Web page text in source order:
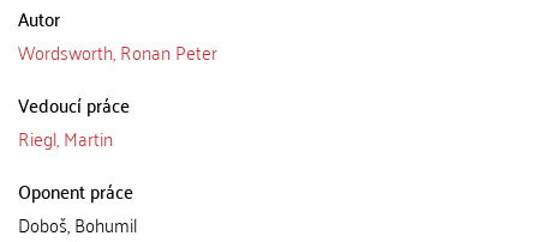
Autor
Wordsworth, Ronan Peter
Vedoucí práce
Riegl, Martin
Oponent práce
Doboš, Bohumil